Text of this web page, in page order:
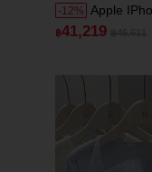
-12%
Apple
Storage,
Center
Vlogging
฿41,219